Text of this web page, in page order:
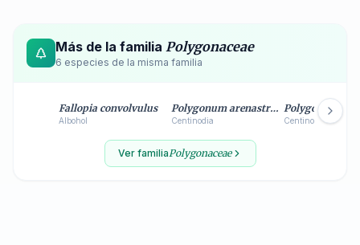
Más de la familia Polygonaceae
6 especies de la misma familia
Fallopia convolvulus
Albohol
Polygonum arenastrum
Centinodia
Polygonum
Centinodia
Ver familiaPolygonaceae